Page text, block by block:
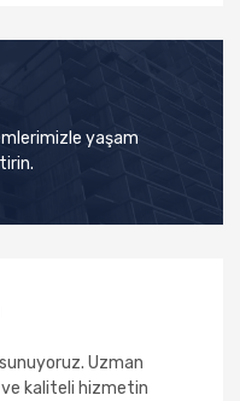
yaşam
Uzman
kaliteli hizmetin